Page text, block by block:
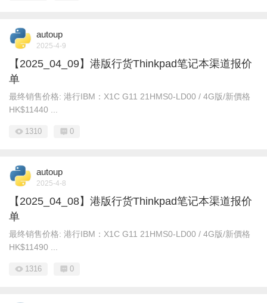
autoup
2025-4-9
【2025_04_09】港版行货Thinkpad笔记本渠道报价
单
最终销售价格: 港行IBM： X1C G11 21HMS0-LD00 / 4G版/新價格
HK$11440 ...
1310 0
autoup
2025-4-8
【2025_04_08】港版行货Thinkpad笔记本渠道报价
单
最终销售价格: 港行IBM： X1C G11 21HMS0-LD00 / 4G版/新價格
HK$11490 ...
1316 0